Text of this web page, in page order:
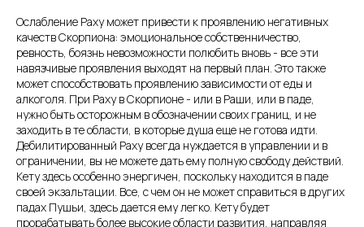
Ослабление Раху может привести к проявлению негативных
качеств Скорпиона: эмоциональное собственничество,
ревность, боязнь невозможности полюбить вновь - все эти
навязчивые проявления выходят на первый план. Это также
может способствовать проявлению зависимости от еды и
алкоголя. При Раху в Скорпионе - или в Раши, или в паде,
нужно быть осторожным в обозначении своих границ, и не
заходить в те области, в которые душа еще не готова идти.
Дебилитированный Раху всегда нуждается в управлении и в
ограничении, вы не можете дать ему полную свободу действий.
Кету здесь особенно энергичен, поскольку находится в паде
своей экзальтации. Все, с чем он не может справиться в других
падах Пушьи, здесь дается ему легко. Кету будет
прорабатывать более высокие области развития, направляя